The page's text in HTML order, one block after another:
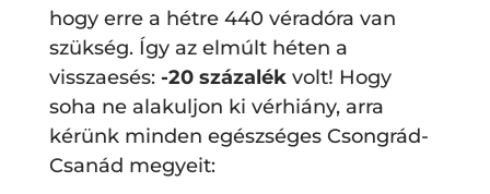
hogy erre a hétre 440 véradóra van
szükség. Így az elmúlt héten a
visszaesés: -20 százalékvolt! Hogy
soha ne alakuljon ki vérhiány, arra
kérünk minden egészséges Csongrád-
Csanád megyeit: